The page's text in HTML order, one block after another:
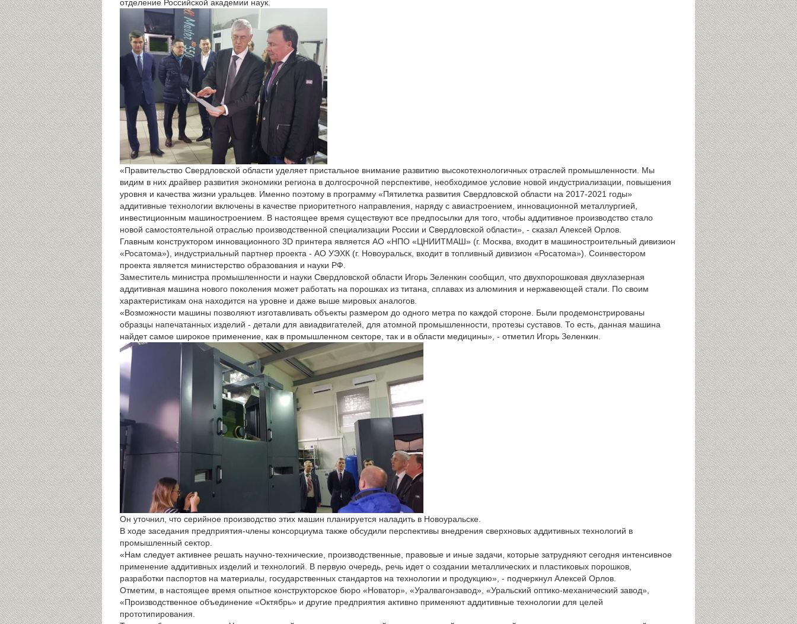
отделение Российской академии наук.
«Правительство Свердловской области уделяет пристальное внимание развитию высокотехнологичных отраслей промышленности. Мы
видим в них драйвер развития экономики региона в долгосрочной перспективе, необходимое условие новой индустриализации, повышения
уровня и качества жизни уральцев. Именно поэтому в программу «Пятилетка развития Свердловской области на 2017-2021 годы»
аддитивные технологии включены в качестве приоритетного направления, наряду с авиастроением, инновационной металлургией,
инвестиционным машиностроением. В настоящее время существуют все предпосылки для того, чтобы аддитивное производство стало
новой самостоятельной отраслью производственной специализации России и Свердловской области», - сказал Алексей Орлов.
Главным конструктором инновационного 3D принтера является АО «НПО «ЦНИИТМАШ» (г. Москва, входит в машиностроительный дивизион
«Росатома»), индустриальный партнер проекта - АО УЭХК (г. Новоуральск, входит в топливный дивизион «Росатома»). Соинвестором
проекта является министерство образования и науки РФ.
Заместитель министра промышленности и науки Свердловской области Игорь Зеленкин сообщил, что двухпорошковая двухлазерная
аддитивная машина нового поколения может работать на порошках из титана, сплавах из алюминия и нержавеющей стали. По своим
характеристикам она находится на уровне и даже выше мировых аналогов.
«Возможности машины позволяют изготавливать объекты размером до одного метра по каждой стороне. Были продемонстрированы
образцы напечатанных изделий - детали для авиадвигателей, для атомной промышленности, протезы суставов. То есть, данная машина
найдет самое широкое применение, как в промышленном секторе, так и в области медицины», - отметил Игорь Зеленкин.
Он уточнил, что серийное производство этих машин планируется наладить в Новоуральске.
В ходе заседания предприятия-члены консорциума также обсудили перспективы внедрения сверхновых аддитивных технологий в
промышленный сектор.
«Нам следует активнее решать научно-технические, производственные, правовые и иные задачи, которые затрудняют сегодня интенсивное
применение аддитивных изделий и технологий. В первую очередь, речь идет о создании металлических и пластиковых порошков,
разработки паспортов на материалы, государственных стандартов на технологии и продукцию», - подчеркнул Алексей Орлов.
Отметим, в настоящее время опытное конструкторское бюро «Новатор», «Уралвагонзавод», «Уральский оптико-механический завод»,
«Производственное объединение «Октябрь» и другие предприятия активно применяют аддитивные технологии для целей
прототипирования.